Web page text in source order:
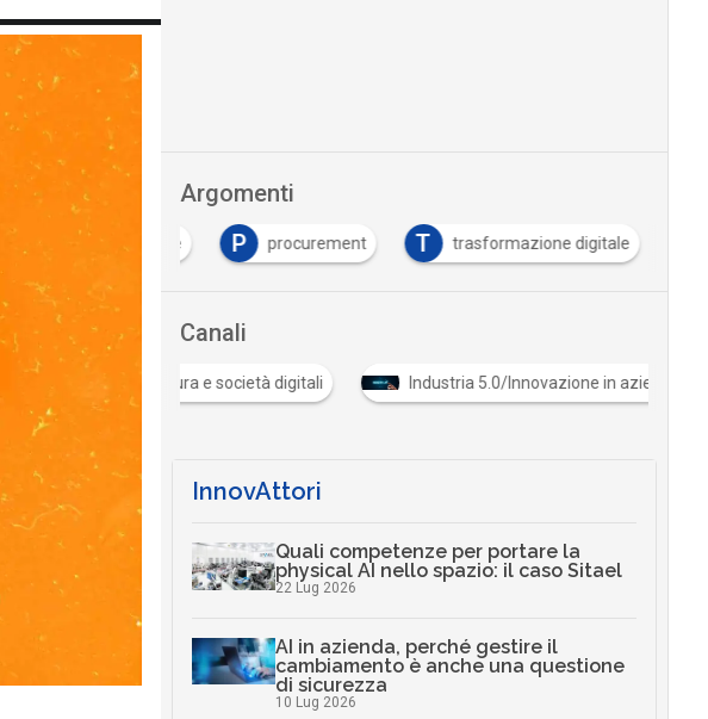
Argomenti
formazione P procurement T trasformazione digitale
Canali
Cultura e società digitali Industria 5.0/Innovazione in azienda
InnovAttori
Quali competenze per portare la
physical AI nello spazio: il caso Sitael
22 Lug 2026
AI in azienda, perché gestire il
cambiamento è anche una questione
di sicurezza
10 Lug 2026